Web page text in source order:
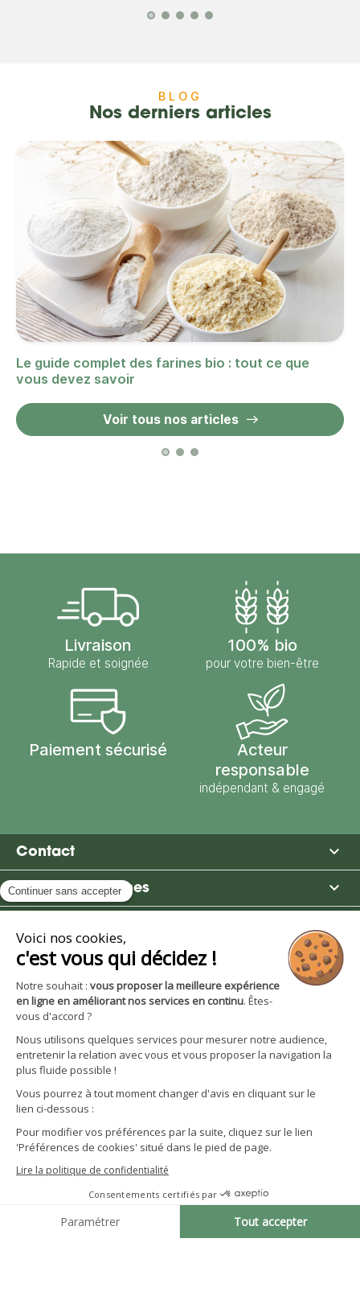
BLOG
Nos derniers articles
Le guide complet des farines bio : tout ce que
vous devez savoir
Voir tous nos articles
Livraison
Rapide et soignée
100% bio
pour votre bien-être
Paiement sécurisé
Acteur
responsable
indépendant & engagé
Contact 
Moulin des Moines 
Avantages et services 
CGV particuliers
Politique de confidentialité